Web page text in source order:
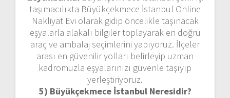
taşımacılıkta Büyükçekmece İstanbul Online
Nakliyat Evi olarak gidip öncelikle taşınacak
eşyalarla alakalı bilgiler toplayarak en doğru
araç ve ambalaj seçimlerini yapıyoruz. İlçeler
arası en güvenilir yolları belirleyip uzman
kadromuzla eşyalarınızı güvenle taşıyıp
yerleştiriyoruz.
5) Büyükçekmece İstanbul Neresidir?